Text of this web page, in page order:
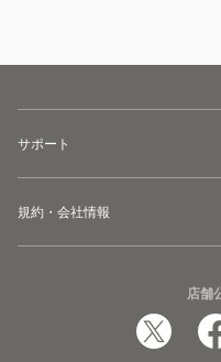
サポート
規約・会社情報
店舗